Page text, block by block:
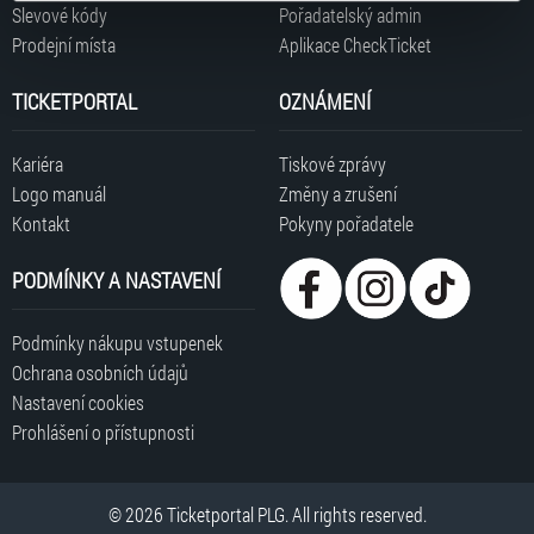
typy cookies používáme, naleznete níže. Možnosti
zpracování upravíte zaškrtnutím příslušné varianty. Svoji
„Cookies a jejich nastavení“.
Slevové kódy
Prodejní místa
Pořadatelský admin
Aplikace CheckTicket
TICKETPORTAL
Kariéra
Logo manuál
Kontakt
OZNÁMENÍ
Tiskové zprávy
Změny a zrušení
Pokyny pořadatele
PODMÍNKY A NASTAVENÍ
Podmínky nákupu vstupenek
Ochrana osobních údajů
Nastavení cookies
Prohlášení o přístupnosti
© 2026 Ticketportal PLG. All rights reserved.